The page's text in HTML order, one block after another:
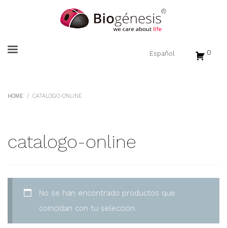
0
HOME CATALOGO-ONLINE
catalogo-online
No se han encontrado productos que
coincidan con tu selección.